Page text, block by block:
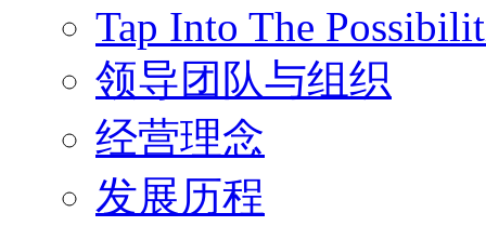
Tap Into The
领导团队与组织
经营理念
发展历程